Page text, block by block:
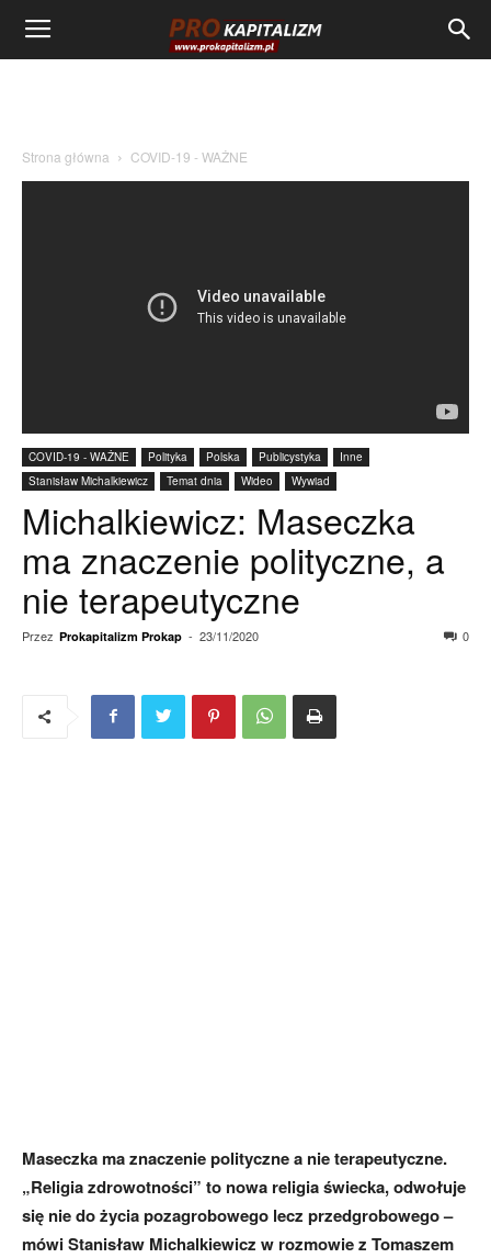
Strona główna COVID-19 - WAŻNE
COVID-19 - WAŻNE Polityka Polska Publicystyka
Inne
Stanisław Michalkiewicz
Temat dnia Wideo Wywiad
Michalkiewicz: Maseczka
ma znaczenie polityczne, a
nie terapeutyczne
Przez Prokapitalizm Prokap - 23/11/2020 0
Maseczka ma znaczenie polityczne a nie terapeutyczne.
„Religia zdrowotności” to nowa religia świecka, odwołuje
się nie do życia pozagrobowego lecz przedgrobowego –
mówi Stanisław Michalkiewicz w rozmowie z Tomaszem